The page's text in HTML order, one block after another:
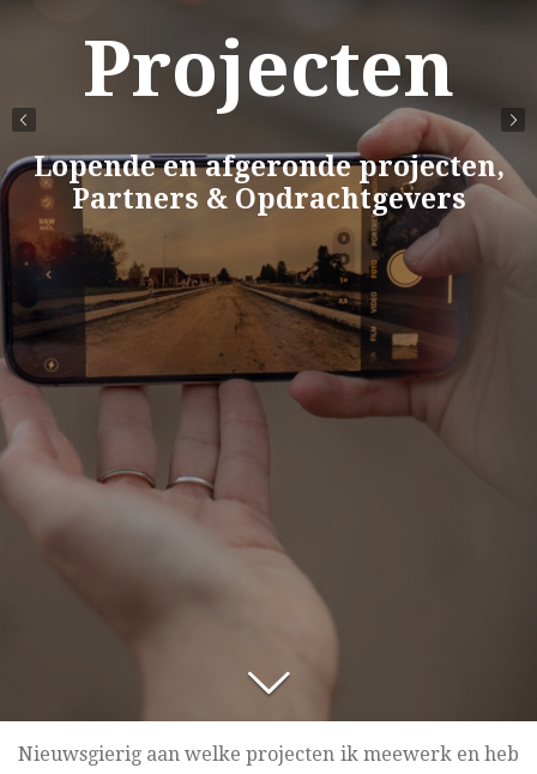
Projecten
Lopende en afgeronde projecten,
Partners & Opdrachtgevers
Nieuwsgierig aan welke projecten ik meewerk en heb